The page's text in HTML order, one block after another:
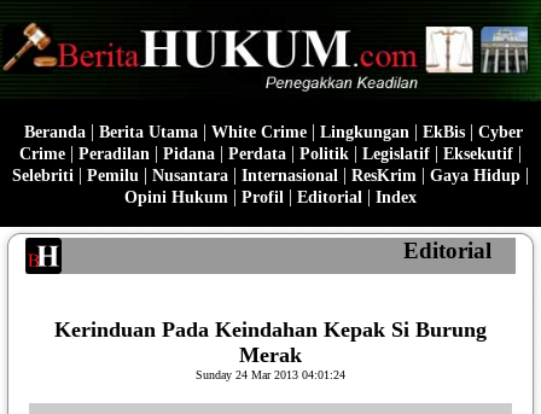
Beranda| Berita Utama| White Crime| Lingkungan | EkBis| Cyber
Crime | Peradilan | Pidana | Perdata | Politik | Legislatif | Eksekutif |
Selebriti | Pemilu | Nusantara | Internasional | ResKrim | Gaya Hidup |
Opini Hukum | Profil | Editorial | Index
Editorial
Kerinduan Pada Keindahan Kepak Si Burung
Merak
Sunday 24 Mar 2013 04:01:24